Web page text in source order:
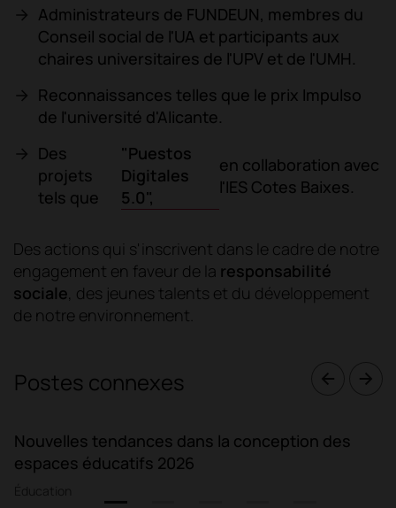
Administrateurs de FUNDEUN, membres du
Conseil social de l'UA et participants aux
chaires universitaires de l'UPV et de l'UMH.
Reconnaissances telles que le prix Impulso
de l'université d'Alicante.
Des
projets
tels que
"Puestos
Digitales
5.0",
en collaboration avec
l'IES Cotes Baixes.
Des actions qui s'inscrivent dans le cadre de notre
engagement en faveur de la responsabilité
sociale , des jeunes talents et du développement
de notre environnement.
Postes connexes
Nouvelles tendances dans la conception des
espaces éducatifs 2026